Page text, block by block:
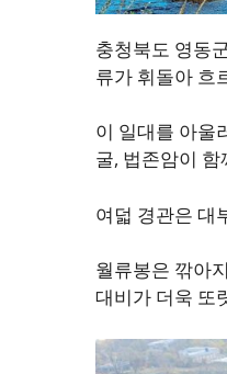
충청북도 영동
류가 휘돌아 흐
이 일대를 아울
굴, 법존암이
여덟 경관은 대
월류봉은 깎아
대비가 더욱 또